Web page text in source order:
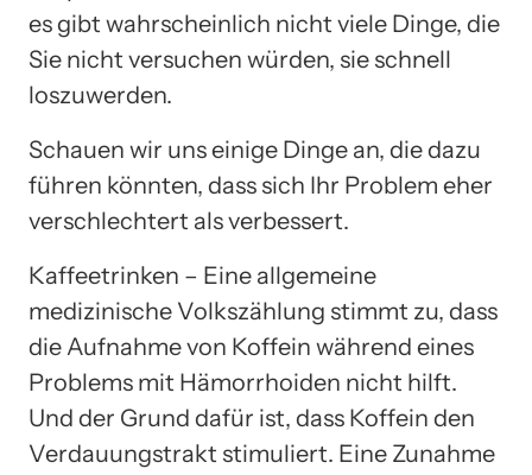
es gibt wahrscheinlich nicht viele Dinge, die
Sie nicht versuchen würden, sie schnell
loszuwerden.
Schauen wir uns einige Dinge an, die dazu
führen könnten, dass sich Ihr Problem eher
verschlechtert als verbessert.
Kaffeetrinken – Eine allgemeine
medizinische Volkszählung stimmt zu, dass
die Aufnahme von Koffein während eines
Problems mit Hämorrhoiden nicht hilft.
Und der Grund dafür ist, dass Koffein den
Verdauungstrakt stimuliert. Eine Zunahme